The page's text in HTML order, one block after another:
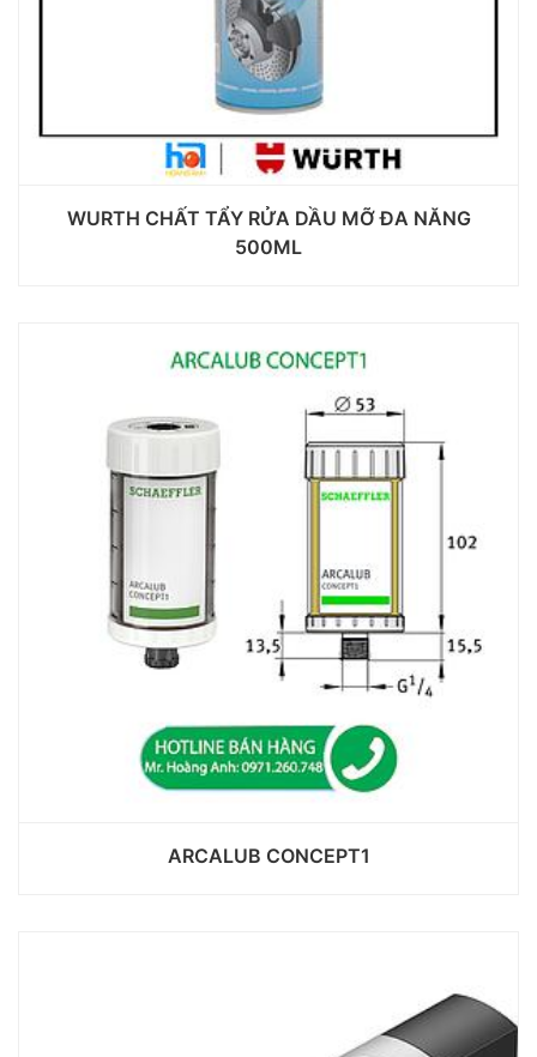
WURTH CHẤT TẨY RỬA DẦU MỠ ĐA NĂNG
500ML
ARCALUB CONCEPT1